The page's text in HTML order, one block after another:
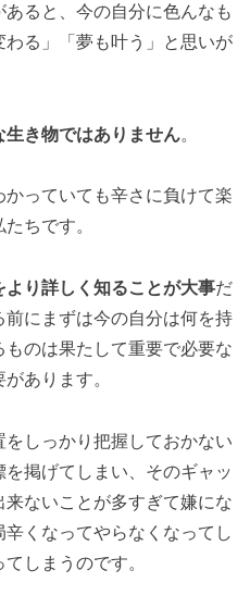
ると、今の自分に色んなも
る」「夢も叶う」と思いが
生き物ではありません。
っていても辛さに負けて楽
ちです。
より詳しく知ることが大事だ
にまずは今の自分は何を持
のは果たして重要で必要な
あります。
しっかり把握しておかない
掲げてしまい、そのギャッ
ないことが多すぎて嫌にな
くなってやらなくなってし
しまうのです。